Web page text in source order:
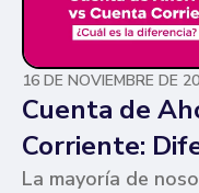
16 DE NOVIEMBRE DE
Cuenta de
Corriente:
La mayoría de